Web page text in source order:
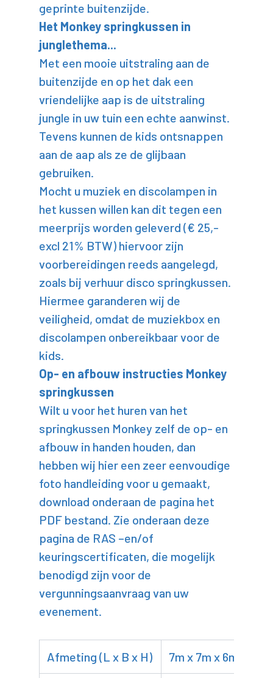
geprinte buitenzijde.
Het Monkey springkussen in
junglethema...
Met een mooie uitstraling aan de
buitenzijde en op het dak een
vriendelijke aap is de uitstraling
jungle in uw tuin een echte aanwinst.
Tevens kunnen de kids ontsnappen
aan de aap als ze de glijbaan
gebruiken.
Mocht u muziek en discolampen in
het kussen willen kan dit tegen een
meerprijs worden geleverd (€ 25,-
excl 21% BTW) hiervoor zijn
voorbereidingen reeds aangelegd,
zoals bij verhuur disco springkussen.
Hiermee garanderen wij de
veiligheid, omdat de muziekbox en
discolampen onbereikbaar voor de
kids.
Op- en afbouw instructies Monkey
springkussen
Wilt u voor het huren van het
springkussen Monkey zelf de op- en
afbouw in handen houden, dan
hebben wij hier een zeer eenvoudige
foto handleiding voor u gemaakt,
download onderaan de pagina het
PDF bestand. Zie onderaan deze
pagina de RAS –en/of
keuringscertificaten, die mogelijk
benodigd zijn voor de
vergunningsaanvraag van uw
evenement.
Afmeting (L x B x H) 7m x 7m x 6m